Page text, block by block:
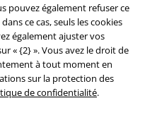
pouvez également refuser ce
ce cas, seuls les cookies
également ajuster vos
« {2} ». Vous avez le droit de
à tout moment en
sur la protection des
de confidentialité.
l'environnement